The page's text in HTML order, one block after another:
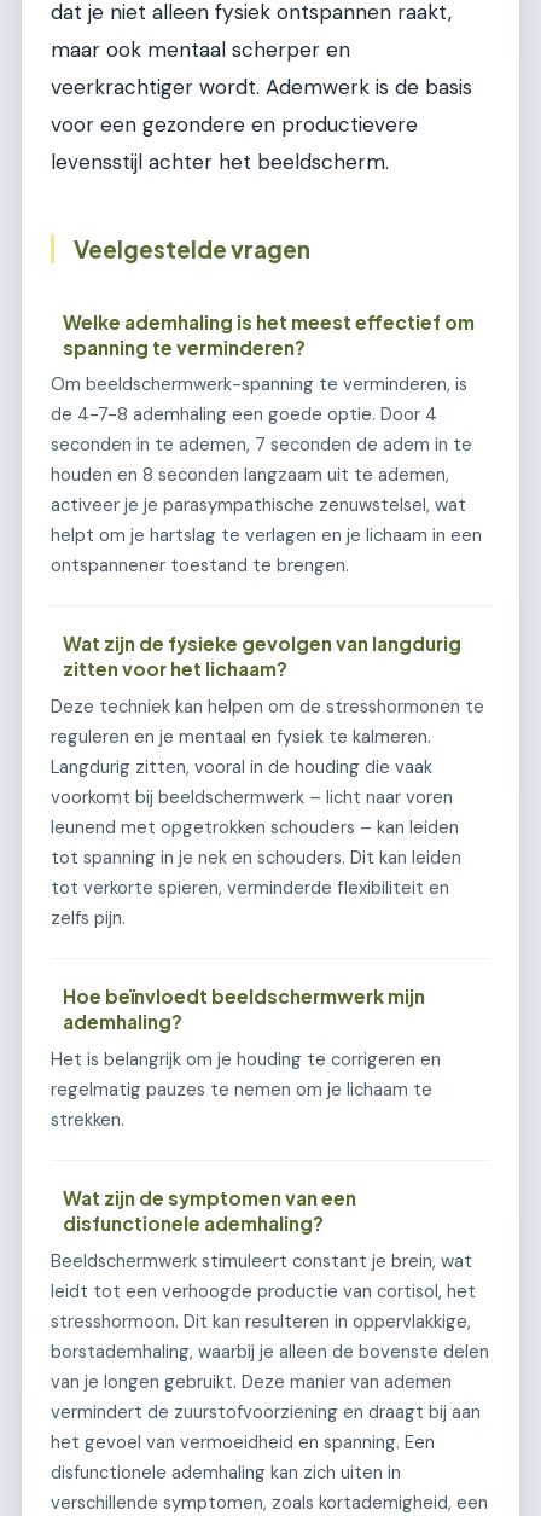
dat je niet alleen fysiek ontspannen raakt,
maar ook mentaal scherper en
veerkrachtiger wordt. Ademwerk is de basis
voor een gezondere en productievere
levensstijl achter het beeldscherm.
Veelgestelde vragen
Welke ademhaling is het meest effectief om
spanning te verminderen?
Om beeldschermwerk-spanning te verminderen, is
de 4-7-8 ademhaling een goede optie. Door 4
seconden in te ademen, 7 seconden de adem in te
houden en 8 seconden langzaam uit te ademen,
activeer je je parasympathische zenuwstelsel, wat
helpt om je hartslag te verlagen en je lichaam in een
ontspannener toestand te brengen.
Wat zijn de fysieke gevolgen van langdurig
zitten voor het lichaam?
Deze techniek kan helpen om de stresshormonen te
reguleren en je mentaal en fysiek te kalmeren.
Langdurig zitten, vooral in de houding die vaak
voorkomt bij beeldschermwerk – licht naar voren
leunend met opgetrokken schouders – kan leiden
tot spanning in je nek en schouders. Dit kan leiden
tot verkorte spieren, verminderde flexibiliteit en
zelfs pijn.
Hoe beïnvloedt beeldschermwerk mijn
ademhaling?
Het is belangrijk om je houding te corrigeren en
regelmatig pauzes te nemen om je lichaam te
strekken.
Wat zijn de symptomen van een
disfunctionele ademhaling?
Beeldschermwerk stimuleert constant je brein, wat
leidt tot een verhoogde productie van cortisol, het
stresshormoon. Dit kan resulteren in oppervlakkige,
borstademhaling, waarbij je alleen de bovenste delen
van je longen gebruikt. Deze manier van ademen
vermindert de zuurstofvoorziening en draagt bij aan
het gevoel van vermoeidheid en spanning. Een
disfunctionele ademhaling kan zich uiten in
verschillende symptomen, zoals kortademigheid, een